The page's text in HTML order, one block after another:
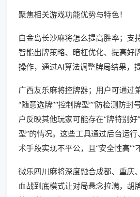
聚焦相关游戏功能优势与特色！
白金岛长沙麻将怎么提高胜率；支
智能出牌策略、暗杠优化、提高好
操作，通过AI算法调整牌局结果，
广西友乐麻将控牌器；用户可通过
“随意选牌”“控制牌型”“防检测防封
户反映其他玩家可能存在“牌特别好
型”的情况。这些工具通过后台运
术手段实现不平公，且“安全性高”“
微乐四川麻将深度融合成都、重庆
血战到底模式让对局悬念拉满，胡